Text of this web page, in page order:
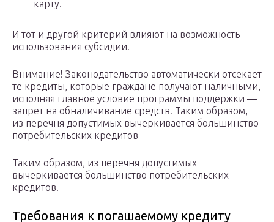
карту.
И тот и другой критерий влияют на возможность
использования субсидии.
Внимание! Законодательство автоматически отсекает
те кредиты, которые граждане получают наличными,
исполняя главное условие программы поддержки —
запрет на обналичивание средств. Таким образом,
из перечня допустимых вычеркивается большинство
потребительских кредитов
Таким образом, из перечня допустимых
вычеркивается большинство потребительских
кредитов.
Требования к погашаемому кредиту